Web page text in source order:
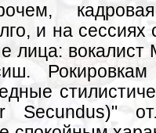
и на
лица: вокалист
Secundus)"